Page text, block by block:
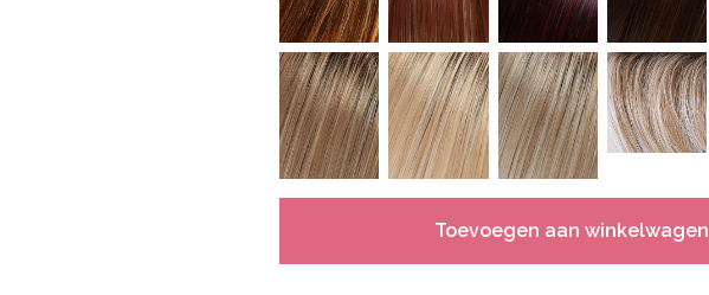
Toevoegen aan winkelwagen